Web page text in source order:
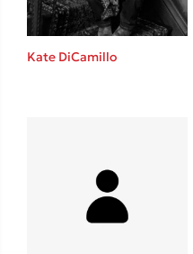
Kate DiCamillo